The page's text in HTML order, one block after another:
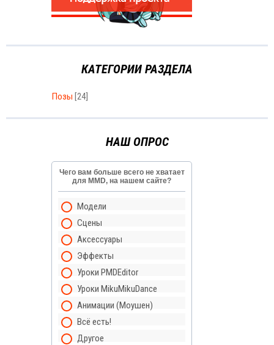
КАТЕГОРИИ РАЗДЕЛА
Позы [24]
НАШ ОПРОС
Чего вам больше всего не хватает
для MMD, на нашем сайте?
Модели
Сцены
Аксессуары
Эффекты
Уроки PMDEditor
Уроки MikuMikuDance
Анимации (Моушен)
Всё есть!
Другое